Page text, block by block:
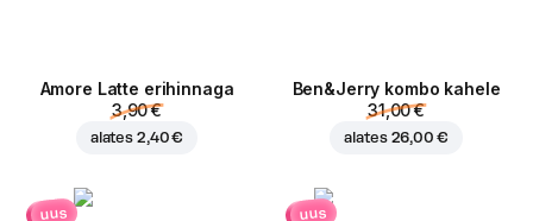
Amore Latte erihinnaga
3,90 €
alates 2,40 €
Ben&Jerry kombo kahele
31,00 €
alates 26,00 €
uus uus